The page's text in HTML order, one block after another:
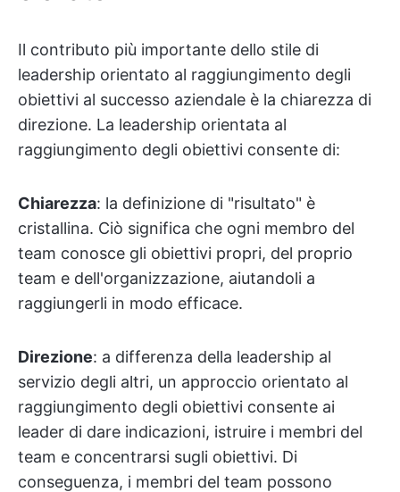
Il contributo più importante dello stile di
leadership orientato al raggiungimento degli
obiettivi al successo aziendale è la chiarezza di
direzione. La leadership orientata al
raggiungimento degli obiettivi consente di:
Chiarezza: la definizione di "risultato" è
cristallina. Ciò significa che ogni membro del
team conosce gli obiettivi propri, del proprio
team e dell'organizzazione, aiutandoli a
raggiungerli in modo efficace.
Direzione: a differenza della leadership al
servizio degli altri, un approccio orientato al
raggiungimento degli obiettivi consente ai
leader di dare indicazioni, istruire i membri del
team e concentrarsi sugli obiettivi. Di
conseguenza, i membri del team possono